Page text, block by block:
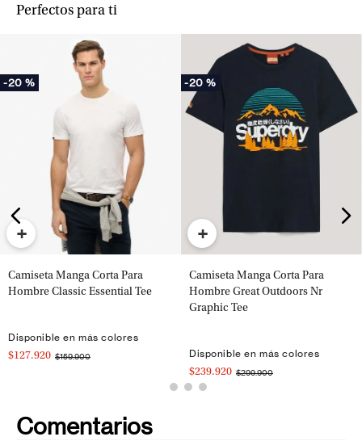
Perfectos para ti
-20 %
+
Camiseta Manga Corta Para
Hombre Classic Essential Tee
Disponible en más colores
$127.920 $159.900
-20 %
+
Camiseta Manga Corta Para
Hombre Great Outdoors Nr
Graphic Tee
Disponible en más colores
$239.920 $299.900
Comentarios